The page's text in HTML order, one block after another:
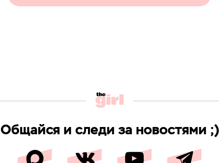
Общайся и следи за новостями ;)